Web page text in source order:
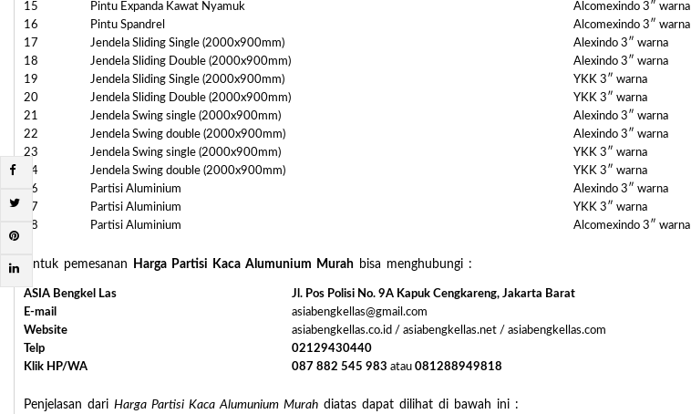
15
Pintu Expanda Kawat Nyamuk Alcomexindo 3″ warna
16
Pintu Spandrel Alcomexindo 3″ warna
17
Jendela Sliding Single (2000x900mm) Alexindo 3″ warna
18
Jendela Sliding Double (2000x900mm) Alexindo 3″ warna
19
Jendela Sliding Single (2000x900mm) YKK 3″ warna
20
Jendela Sliding Double (2000x900mm) YKK 3″ warna
21
Jendela Swing single (2000x900mm) Alexindo 3″ warna
22
Jendela Swing double (2000x900mm) Alexindo 3″ warna
23
Jendela Swing single (2000x900mm) YKK 3″ warna
24
Jendela Swing double (2000x900mm) YKK 3″ warna
26
Partisi Aluminium Alexindo 3″ warna
27
Partisi Aluminium YKK 3″ warna
28
Partisi Aluminium Alcomexindo 3″ warna
Untuk pemesanan Harga Partisi Kaca Alumunium Murah bisa menghubungi :
ASIA Bengkel Las
Jl. Pos Polisi No. 9A Kapuk Cengkareng, Jakarta Barat
E-mail
asiabengkellas@gmail.com
Website
asiabengkellas.co.id / asiabengkellas.net / asiabengkellas.com
Telp
02129430440
Klik HP/WA
087 882 545 983 atau 081288949818
Penjelasan dari Harga Partisi Kaca Alumunium Murah diatas dapat dilihat di bawah ini :